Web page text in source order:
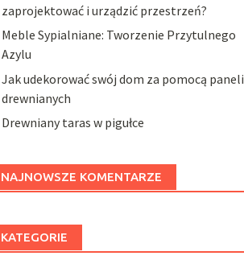
zaprojektować i urządzić przestrzeń?
Meble Sypialniane: Tworzenie Przytulnego
Azylu
Jak udekorować swój dom za pomocą paneli
drewnianych
Drewniany taras w pigułce
NAJNOWSZE KOMENTARZE
KATEGORIE